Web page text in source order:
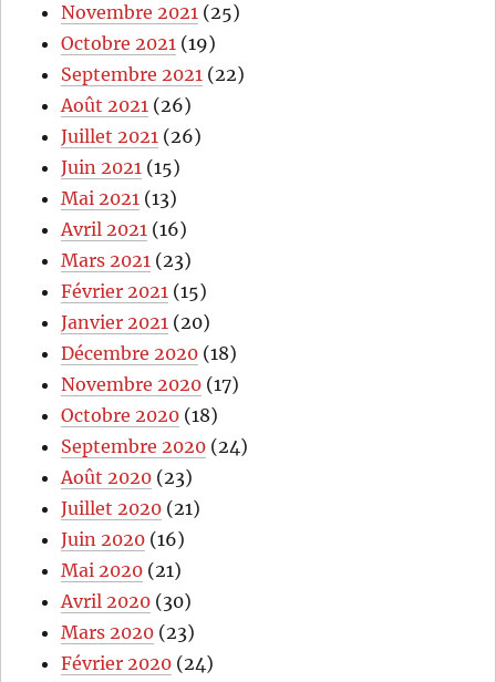
Novembre 2021 (25)
Octobre 2021 (19)
Septembre 2021 (22)
Août 2021 (26)
Juillet 2021 (26)
Juin 2021 (15)
Mai 2021 (13)
Avril 2021 (16)
Mars 2021 (23)
Février 2021 (15)
Janvier 2021 (20)
Décembre 2020 (18)
Novembre 2020 (17)
Octobre 2020 (18)
Septembre 2020 (24)
Août 2020 (23)
Juillet 2020 (21)
Juin 2020 (16)
Mai 2020 (21)
Avril 2020 (30)
Mars 2020 (23)
Février 2020 (24)